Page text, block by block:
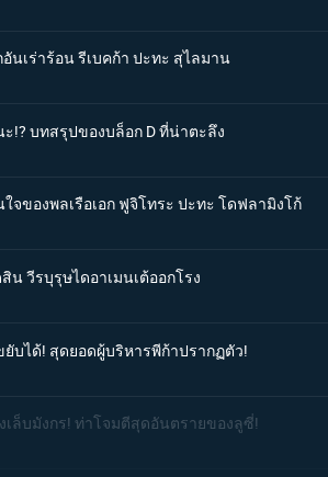
นเร่าร้อน รีเบคก้า ปะทะ สุไลมาน
!? บทสรุปของบล็อก D ที่น่าตะลึง
จของพลเรือเอก ฟูจิโทระ ปะทะ โดฟลามิงโก้
น วีรบุรุษไดอาเมนเต้ออกโรง
ยับได้! สุดยอดผู้บริหารพีก้าปรากฏตัว!
เล็บมังกร! ท่าโจมตีสุดอันตรายของลูซี่!